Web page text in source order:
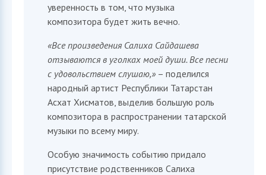
уверенность в том, что музыка
композитора будет жить вечно.
«Все произведения Салиха Сайдашева
отзываются в уголках моей души. Все песни
с удовольствием слушаю,» – поделился
народный артист Республики Татарстан
Асхат Хисматов, выделив большую роль
композитора в распространении татарской
музыки по всему миру.
Особую значимость событию придало
присутствие родственников Салиха